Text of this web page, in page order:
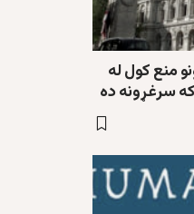
منع کول له
سرغړونه ده